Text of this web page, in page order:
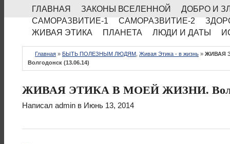
ГЛАВНАЯ ЗАКОНЫ ВСЕЛЕННОЙ
ДОБРО И
САМОРАЗВИТИЕ-1
САМОРАЗВИТИЕ-2
ЖИВАЯ ЭТИКА
ПЛАНЕТА ЛЮДИ И ДАТЫ
Главная » БЫТЬ ПОЛЕЗНЫМ ЛЮДЯМ Живая Этика - в жизнь » ЖИВАЯ
Волгодонск (13.06.14)
ЖИВАЯ ЭТИКА В МОЕЙ ЖИЗНИ.
Написал admin в Июнь 13, 2014